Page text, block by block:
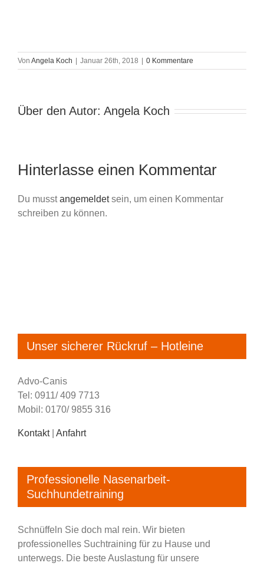
Von Angela Koch Januar 26th, 2018 0 Kommentare
Über den Autor: Angela Koch
Hinterlasse einen Kommentar
Du musstangemeldetsein, um einen Kommentar
schreiben zu können.
Unser sicherer Rückruf – Hotleine
Advo-Canis
Tel: 0911/ 409 7713
Mobil: 0170/ 9855 316
Kontakt| Anfahrt
Professionelle Nasenarbeit-
Suchhundetraining
Schnüffeln Sie doch mal rein. Wir bieten
professionelles Suchtraining für zu Hause und
unterwegs. Die beste Auslastung für unsere